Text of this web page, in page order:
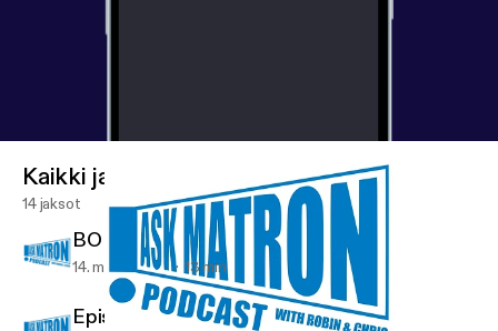
Kaikki jaksot
14 jaksot
BONUS Episode - The Edge
14. maalis 2016 13 min
Episode 12 - The Future